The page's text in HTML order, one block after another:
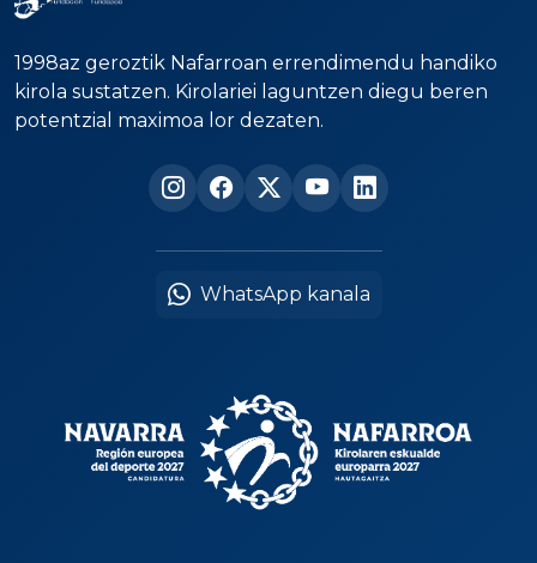
1998az geroztik Nafarroan errendimendu handiko
kirola sustatzen. Kirolariei laguntzen diegu beren
potentzial maximoa lor dezaten.
WhatsApp kanala